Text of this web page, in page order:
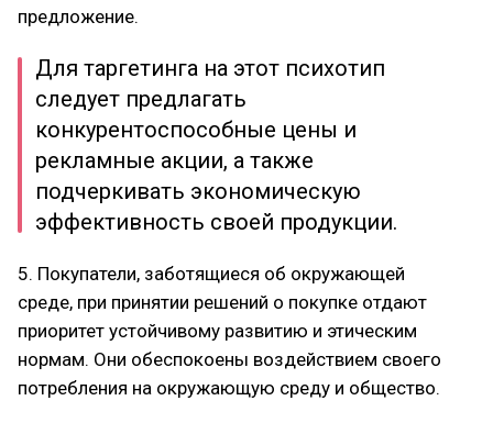
предложение.
Для таргетинга на этот психотип
следует предлагать
конкурентоспособные цены и
рекламные акции, а также
подчеркивать экономическую
эффективность своей продукции.
5. Покупатели, заботящиеся об окружающей
среде, при принятии решений о покупке отдают
приоритет устойчивому развитию и этическим
нормам. Они обеспокоены воздействием своего
потребления на окружающую среду и общество.